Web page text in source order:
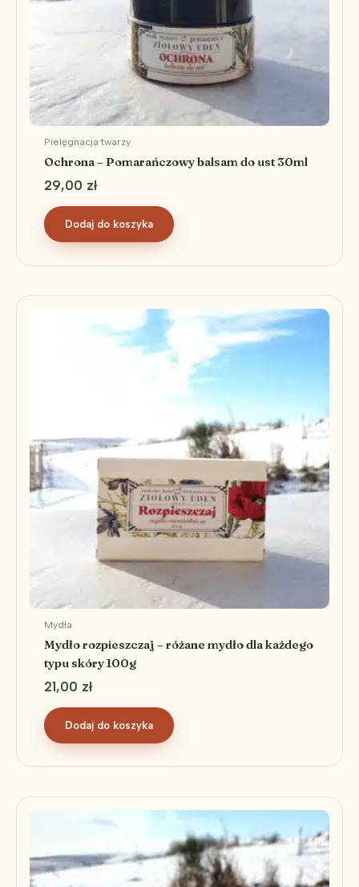
Pielęgnacja twarzy
Ochrona – Pomarańczowy balsam do ust 30ml
29,00 zł
Dodaj do koszyka
Mydła
Mydło rozpieszczaj – różane mydło dla każdego
typu skóry 100g
21,00 zł
Dodaj do koszyka